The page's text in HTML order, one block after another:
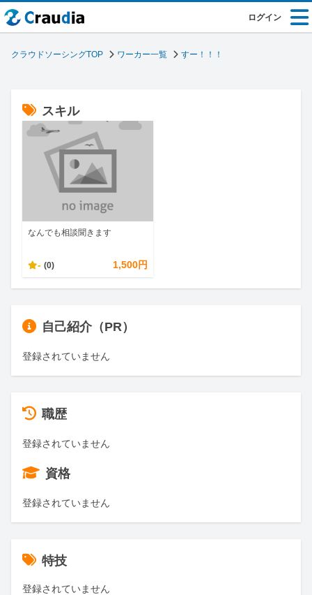
ログイン
クラウドソーシングTOP ワーカー一覧 すー！！！
スキル
なんでも相談聞きます
- (0) 1,500円
自己紹介（PR）
登録されていません
職歴
登録されていません
資格
登録されていません
特技
登録されていません